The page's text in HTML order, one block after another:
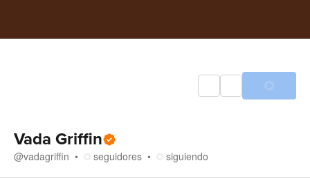
Vada Griffin
@vadagriffin seguidores siguiendo